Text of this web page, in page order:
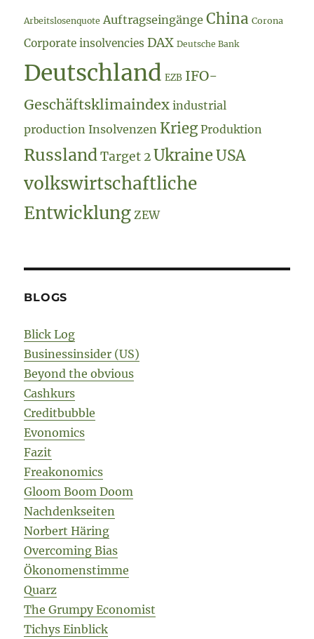
Arbeitslosenquote Auftragseingänge China Corona
Corporate insolvencies DAX Deutsche Bank
Deutschland EZB IFO-
Geschäftsklimaindex industrial
production Insolvenzen Krieg Produktion
Russland Target 2 Ukraine USA
volkswirtschaftliche
Entwicklung ZEW
BLOGS
Blick Log
Businessinsider (US)
Beyond the obvious
Cashkurs
Creditbubble
Evonomics
Fazit
Freakonomics
Gloom Boom Doom
Nachdenkseiten
Norbert Häring
Overcoming Bias
Ökonomenstimme
Quarz
The Grumpy Economist
Tichys Einblick